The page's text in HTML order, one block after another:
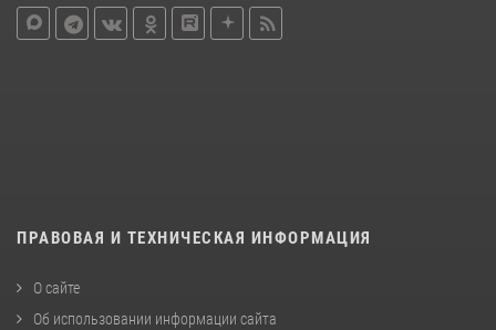
ПРАВОВАЯ И ТЕХНИЧЕСКАЯ ИНФОРМАЦИЯ
О сайте
Об использовании информации сайта